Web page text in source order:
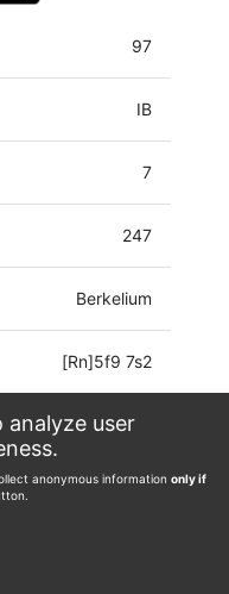
analyze user
anonymous information only if
97
IB
7
247
Berkelium
[Rn]5f9 7s2
0, 2, 3, 4